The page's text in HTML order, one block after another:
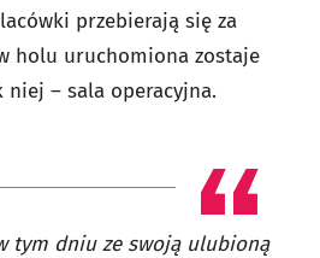
przebierają się za
holu uruchomiona zostaje
– sala operacyjna.
tym dniu ze swoją ulubioną